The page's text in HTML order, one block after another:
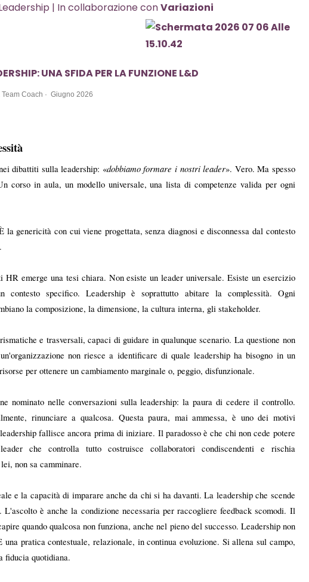
| In collaborazione con Variazioni
UNA SFIDA PER LA FUNZIONE L&D
Coach ·  Giugno 2026
dibattiti sulla leadership: «dobbiamo formare i nostri leader». Vero. Ma spesso
corso in aula, un modello universale, una lista di competenze valida per ogni
genericità con cui viene progettata, senza diagnosi e disconnessa dal contesto
HR emerge una tesi chiara. Non esiste un leader universale. Esiste un esercizio
contesto specifico. Leadership è soprattutto abitare la complessità. Ogni
la composizione, la dimensione, la cultura interna, gli stakeholder.
e trasversali, capaci di guidare in qualunque scenario. La questione non
non riesce a identificare di quale leadership ha bisogno in un
per ottenere un cambiamento marginale o, peggio, disfunzionale.
nominato nelle conversazioni sulla leadership: la paura di cedere il controllo.
rinunciare a qualcosa. Questa paura, mai ammessa, è uno dei motivi
fallisce ancora prima di iniziare. Il paradosso è che chi non cede potere
che controlla tutto costruisce collaboratori condiscendenti e rischia
non sa camminare.
e la capacità di imparare anche da chi si ha davanti. La leadership che scende
è anche la condizione necessaria per raccogliere feedback scomodi. Il
quando qualcosa non funziona, anche nel pieno del successo. Leadership non
pratica contestuale, relazionale, in continua evoluzione. Si allena sul campo,
fiducia quotidiana.